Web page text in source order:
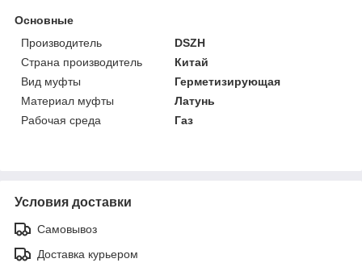
Основные
Производитель
DSZH
Страна производитель
Китай
Вид муфты
Герметизирующая
Материал муфты
Латунь
Рабочая среда
Газ
Условия доставки
Самовывоз
Доставка курьером